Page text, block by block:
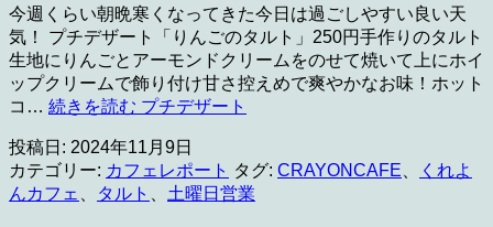
今週くらい朝晩寒くなってきた今日は過ごしやすい良い天
気！ プチデザート「りんごのタルト」250円手作りのタルト
生地にりんごとアーモンドクリームをのせて焼いて上にホイ
ップクリームで飾り付け甘さ控えめで爽やかなお味！ホット
コ… 続きを読む プチデザート
投稿日: 2024年11月9日
カテゴリー: カフェレポート タグ: CRAYONCAFE
くれよ
んカフェ
タルト 土曜日営業